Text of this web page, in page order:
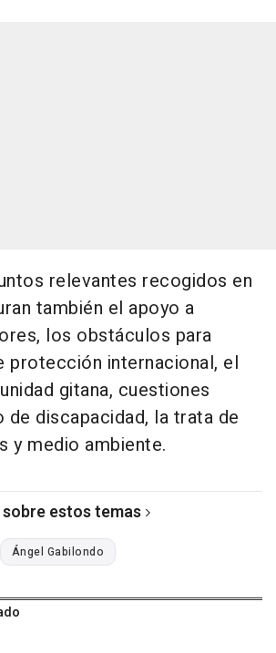
relevantes recogidos en
también el apoyo a
los obstáculos para
protección internacional, el
gitana, cuestiones
de discapacidad, la trata de
y medio ambiente.
estos temas
Ángel Gabilondo